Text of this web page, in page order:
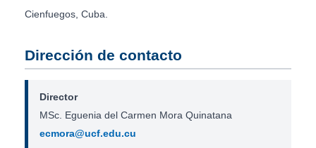
Cienfuegos, Cuba.
Dirección de contacto
Director
MSc. Eguenia del Carmen Mora Quinatana
ecmora@ucf.edu.cu